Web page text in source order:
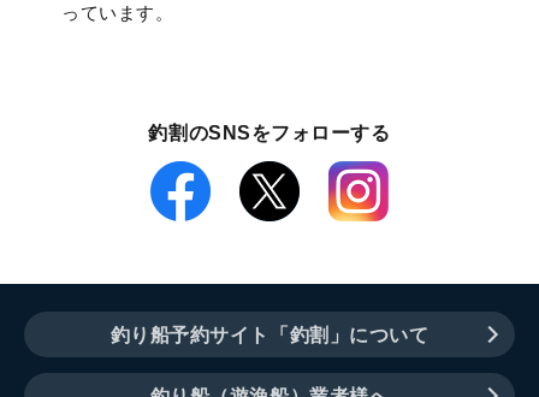
っています。
釣割のSNSをフォローする
釣り船予約サイト「釣割」について